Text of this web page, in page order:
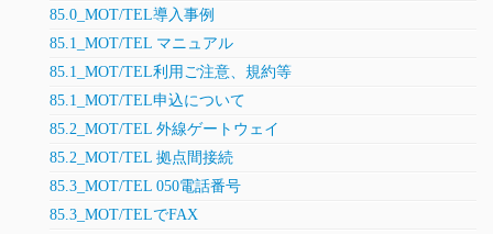
85.0_MOT/TEL導入事例
85.1_MOT/TEL マニュアル
85.1_MOT/TEL利用ご注意、規約等
85.1_MOT/TEL申込について
85.2_MOT/TEL 外線ゲートウェイ
85.2_MOT/TEL 拠点間接続
85.3_MOT/TEL 050電話番号
85.3_MOT/TELでFAX